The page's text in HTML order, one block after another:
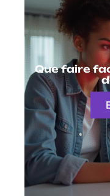
Que faire